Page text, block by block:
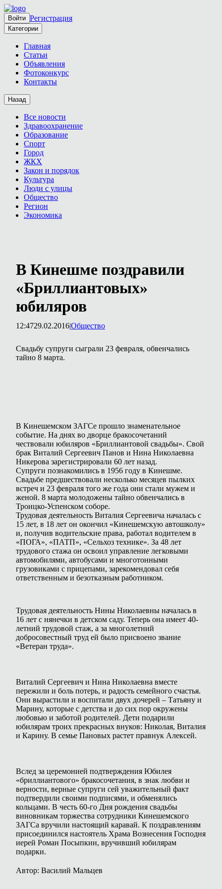
Войти Регистрация
Категории
Главная
Статьи
Объявления
Фотоконкурс
Контакты
Назад
Все новости
Здравоохранение
Образование
Спорт
Город
ЖКХ
Закон и порядок
Культура
Люди с улицы
Общество
Регион
Экономика
В Кинешме поздравили
«Бриллиантовых»
юбиляров
12:4729.02.2016|Общество
Свадьбу супруги сыграли 23 февраля, обвенчались
тайно 8 марта.
В Кинешемском ЗАГСе прошло знаменательное
событие. На днях во дворце бракосочетаний
чествовали юбиляров «Бриллиантовой свадьбы». Свой
брак Виталий Сергеевич Панов и Нина Николаевна
Никерова зарегистрировали 60 лет назад.
Супруги познакомились в 1956 году в Кинешме.
Свадьбе предшествовали несколько месяцев пылких
встреч и 23 февраля того же года они стали мужем и
женой. 8 марта молодожены тайно обвенчались в
Троицко-Успенском соборе.
Трудовая деятельность Виталия Сергеевича началась с
15 лет, в 18 лет он окончил «Кинешемскую автошколу»
и, получив водительские права, работал водителем в
«ПОГА», «ПАТП», «Сельхоз технике». За 48 лет
трудового стажа он освоил управление легковыми
автомобилями, автобусами и многотонными
грузовиками с прицепами, зарекомендовал себя
ответственным и безотказным работником.
Трудовая деятельность Нины Николаевны началась в
16 лет с нянечки в детском саду. Теперь она имеет 40-
летний трудовой стаж, а за многолетний
добросовестный труд ей было присвоено звание
«Ветеран труда».
Виталий Сергеевич и Нина Николаевна вместе
пережили и боль потерь, и радость семейного счастья.
Они вырастили и воспитали двух дочерей – Татьяну и
Марину, которые с детства и до сих пор окружены
любовью и заботой родителей. Дети подарили
юбилярам троих прекрасных внуков: Николая, Виталия
и Карину. В семье Пановых растет правнук Алексей.
Вслед за церемонией подтверждения Юбилея
«бриллиантового» бракосочетания, в знак любви и
верности, верные супруги сей уважительный факт
подтвердили своими подписями, и обменялись
кольцами. В честь 60-го Дня рождения свадьбы
виновникам торжества сотрудники Кинешемского
ЗАГСа вручили настоящий каравай. К поздравлениям
присоединился настоятель Храма Вознесения Господня
иерей Роман Посыпкин, вручивший юбилярам
подарки.
Автор: Василий Мальцев